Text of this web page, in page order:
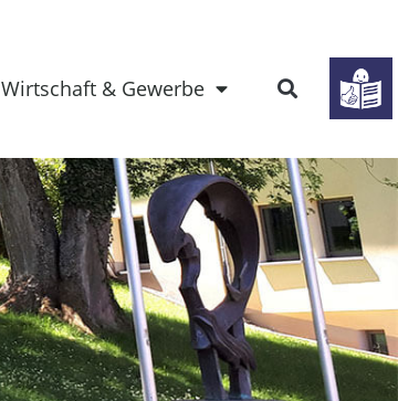
Wirtschaft & Gewerbe